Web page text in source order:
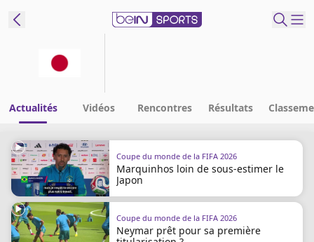
CONNECT
Edition
France
Replays
Podcasts
En Direct
Gérer les
Actualités Vidéos Rencontres Résultats
Coupe du monde de la FIFA 2026
Marquinhos loin de sous-estimer le
Japon
Coupe du monde de la FIFA 2026
Neymar prêt pour sa première